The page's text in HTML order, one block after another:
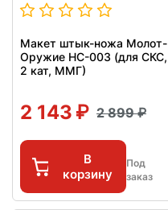
Макет штык-ножа Молот-
Оружие НС-003 (для СКС,
2 кат, ММГ)
2 143 2 899
В
корзину
Под
заказ